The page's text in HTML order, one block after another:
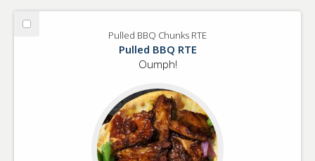
Välj
Pulled BBQ Chunks RTE
Pulled BBQ RTE
Oumph!